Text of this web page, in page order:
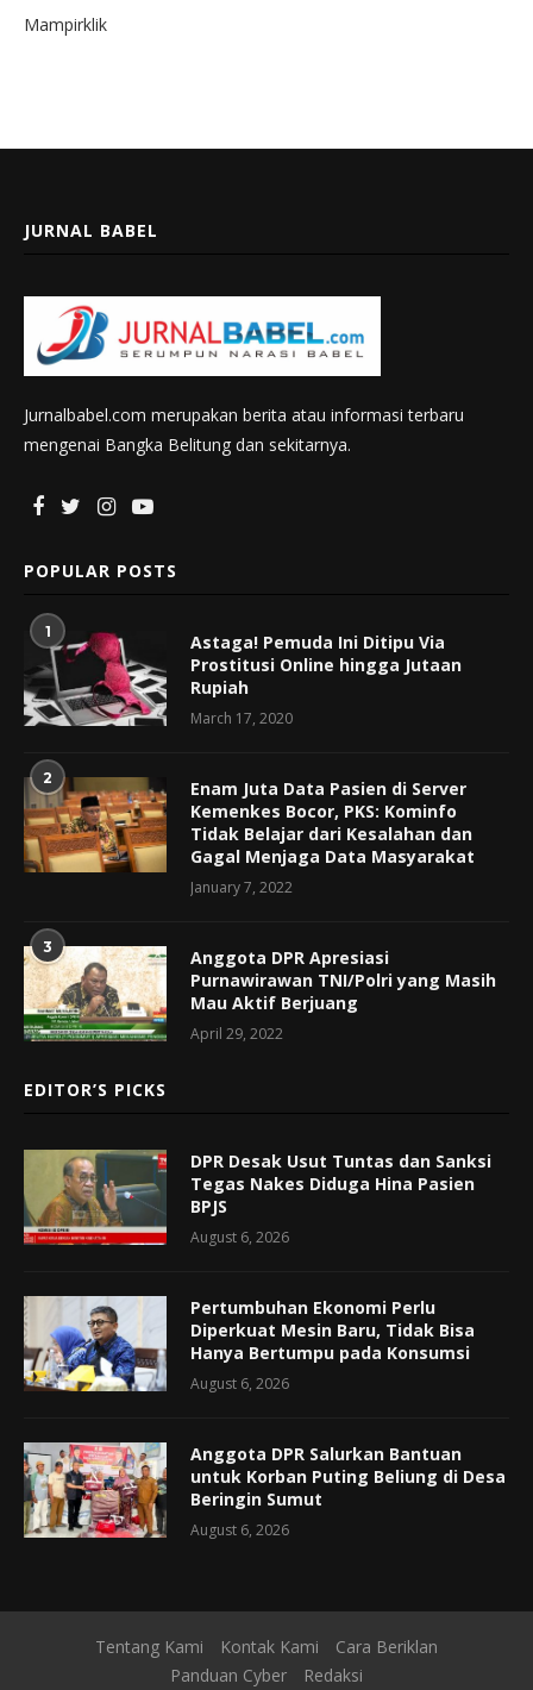
Mampirklik
JURNAL BABEL
Jurnalbabel.com merupakan berita atau informasi terbaru
mengenai Bangka Belitung dan sekitarnya.
POPULAR POSTS
1
Astaga! Pemuda Ini Ditipu Via
Prostitusi Online hingga Jutaan
Rupiah
March 17, 2020
2
Enam Juta Data Pasien di Server
Kemenkes Bocor, PKS: Kominfo
Tidak Belajar dari Kesalahan dan
Gagal Menjaga Data Masyarakat
January 7, 2022
3
Anggota DPR Apresiasi
Purnawirawan TNI/Polri yang Masih
Mau Aktif Berjuang
April 29, 2022
EDITOR’S PICKS
DPR Desak Usut Tuntas dan Sanksi
Tegas Nakes Diduga Hina Pasien
BPJS
August 6, 2026
Pertumbuhan Ekonomi Perlu
Diperkuat Mesin Baru, Tidak Bisa
Hanya Bertumpu pada Konsumsi
August 6, 2026
Anggota DPR Salurkan Bantuan
untuk Korban Puting Beliung di Desa
Beringin Sumut
August 6, 2026
Tentang Kami Kontak Kami
Cara Beriklan
Panduan Cyber
Redaksi